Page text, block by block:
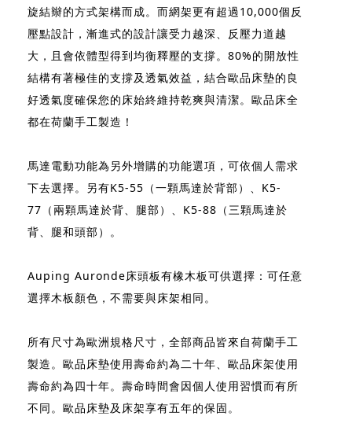
旋結辮的方式架構而成。而網架更有超過10,000個反
壓點設計，漸進式的設計讓受力越深、反壓力道越
大，且會依體型得到均衡釋壓的支撐。80%的開放性
結構有著極佳的支撐及透氣效益，結合歐品床墊的良
好透氣度確保您的床始終維持乾爽與清潔。歐品床全
都在荷蘭手工製造！
馬達電動功能為另外增購的功能選項，可依個人需求
下去選擇。另有K5-55（一顆馬達於背部）、K5-
77（兩顆馬達於背、腿部）、K5-88（三顆馬達於
背、腿和頭部）。
Auping Auronde床頭板有橡木板可供選擇：可任意
選擇木板顏色，不需要與床架相同。
所有尺寸為歐洲規格尺寸，全部商品皆來自荷蘭手工
製造。歐品床墊使用壽命約為二十年、歐品床架使用
壽命約為四十年。壽命時間會因個人使用習慣而有所
不同。歐品床墊及床架享有五年的保固。